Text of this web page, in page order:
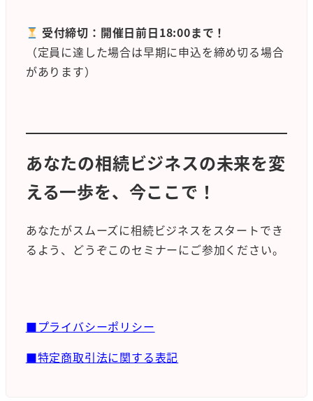
受付締切：開催日前日18:00まで！
（定員に達した場合は早期に申込を締め切る場合
があります）
あなたの相続ビジネスの未来を変
える一歩を、今ここで！
あなたがスムーズに相続ビジネスをスタートでき
るよう、どうぞこのセミナーにご参加ください。
■プライバシーポリシー
■特定商取引法に関する表記